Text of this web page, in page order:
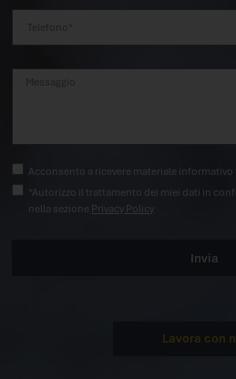
Acconsento a ricevere materiale
*Autorizzo il trattamento dei miei dati in
nella sezione Privacy Policy
Invia
Lavora con